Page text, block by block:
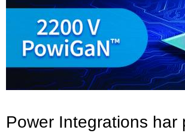
Power Integrations har